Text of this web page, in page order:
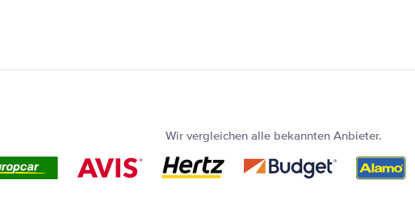
Wir vergleichen alle bekannten Anbieter.